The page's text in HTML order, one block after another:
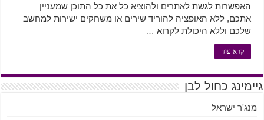
האפשרות לגשת לאתרים ולהוציא כל את כל התוכן שמעניין
אתכם, ללא האופציה להוריד שירים או משחקים ישירות למחשב
שלכם וללא היכולת לקרוא …
קרא עוד
גיימינג כחול לבן
מנג'ר ישראל